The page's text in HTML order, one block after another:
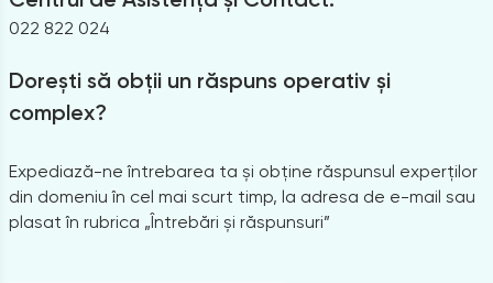
022 822 024
Dorești să obții un răspuns operativ și
complex?
Expediază-ne întrebarea ta și obține răspunsul experților
din domeniu în cel mai scurt timp, la adresa de e-mail sau
plasat în rubrica „Întrebări și răspunsuri”